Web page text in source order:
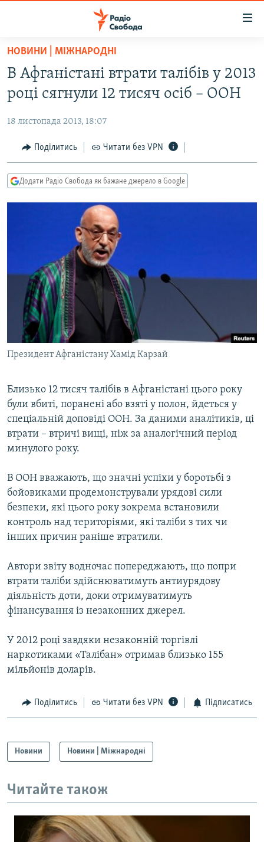
Перейти
основного
матеріалу
Перейти
до
навігації
Перейти
до
РАДІО СВОБОДА – 70 РОКІВ
ВСЕ ЗА ДОБУ
СТАТТІ
ПОЛІТИКА
ЕКОНОМІКА
КУЛЬТУРА
ВІЙНА
РОСІЙСЬКА «ФІЛЬТРАЦІЯ»
КРИМ.РЕАЛІЇ
КИТАЙ.ВИКЛИКИ
МУЛЬТИМЕДІА
ФОТО
СПЕЦПРОЄКТИ
ПОДКАСТИ
РУС
УКР
КТАТ
Усі сайти RFE/RL
НОВИНИ | МІЖНАРОДНІ
В Афганістані втрати талібів у 2013
році сягнули 12 тисяч осіб – ООН
18 листопада 2013, 18:07
Поділитись Читати без VPN
Додати Радіо Свобода як бажане джерело в Google
Президент Афганістану Хамід Карзай
Близько 12 тисяч талібів в Афганістані цього року
були вбиті, поранені або взяті у полон, йдеться у
спеціальній доповіді ООН. За даними аналітиків, ці
втрати – втричі вищі, ніж за аналогічний період
минулого року.
В ООН вважають, що значні успіхи у боротьбі з
бойовиками продемонстрували урядові сили
безпеки, які цього року зокрема встановили
контроль над територіями, які таліби з тих чи
інших причин раніше втратили.
Автори звіту водночас попереджають, що попри
втрати таліби здійснюватимуть антиурядову
діяльність доти, доки отримуватимуть
фінансування із незаконних джерел.
У 2012 році завдяки незаконній торгівлі
наркотиками «Талібан» отримав близько 155
мільйонів доларів.
Поділитись Читати без VPN Підписатись
Новини Новини | Міжнародні
Читайте також